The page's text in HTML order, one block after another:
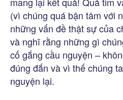
(vì chúng quá bận tâm với
những vấn đề thật sự của
và nghĩ rằng những gì
cố gắng cầu nguyện –
đúng đắn và vì thế chúng
nguyện lại.